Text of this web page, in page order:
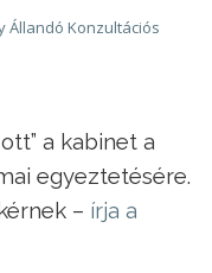
Állandó Konzultációs
a kabinet a
egyeztetésére.
– írja a